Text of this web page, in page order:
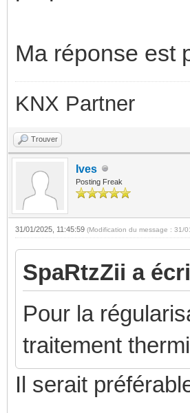
Ma réponse est
KNX Partner
Trouver
Ives
Posting Freak
31/01/2025, 11:45:59 (Modification du message : 31/
SpaRtzZii a
Pour la
traitement
Il serait